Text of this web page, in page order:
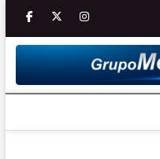
Saltar
contenido
facebooktwitter
Youtube
instagram